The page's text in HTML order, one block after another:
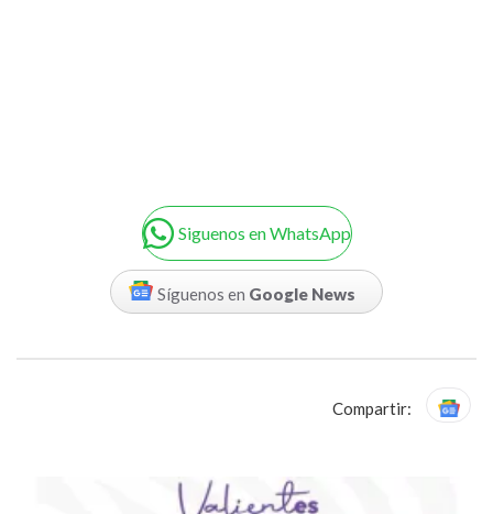
Siguenos en WhatsApp
Síguenos en Google News
Compartir: